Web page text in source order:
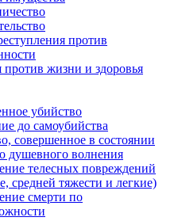
против
против жизни и здоровья
убийство
до самоубийства
совершенное в состоянии
душевного волнения
телесных повреждений
средней тяжести и легкие)
смерти по